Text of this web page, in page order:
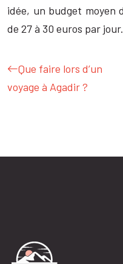
idée, un budget moyen
de 27 à 30 euros par jour.
Que faire lors d’un
voyage à Agadir ?